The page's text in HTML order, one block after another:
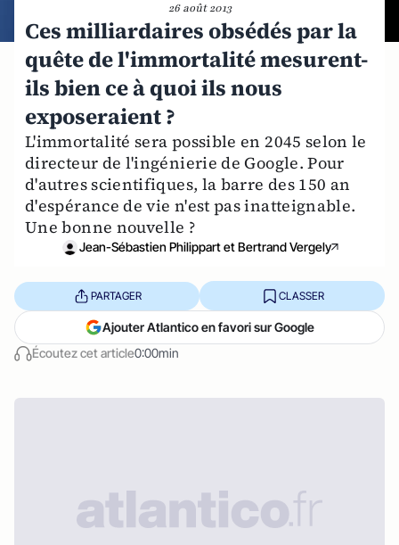
26 août 2013
Ces milliardaires obsédés par la
quête de l'immortalité mesurent-
ils bien ce à quoi ils nous
exposeraient ?
L'immortalité sera possible en 2045 selon le
directeur de l'ingénierie de Google. Pour
d'autres scientifiques, la barre des 150 an
d'espérance de vie n'est pas inatteignable.
Une bonne nouvelle ?
Jean-Sébastien Philippart et Bertrand Vergely
Écoutez cet article0:00min
PARTAGER CLASSER
Ajouter Atlantico en favori sur Google